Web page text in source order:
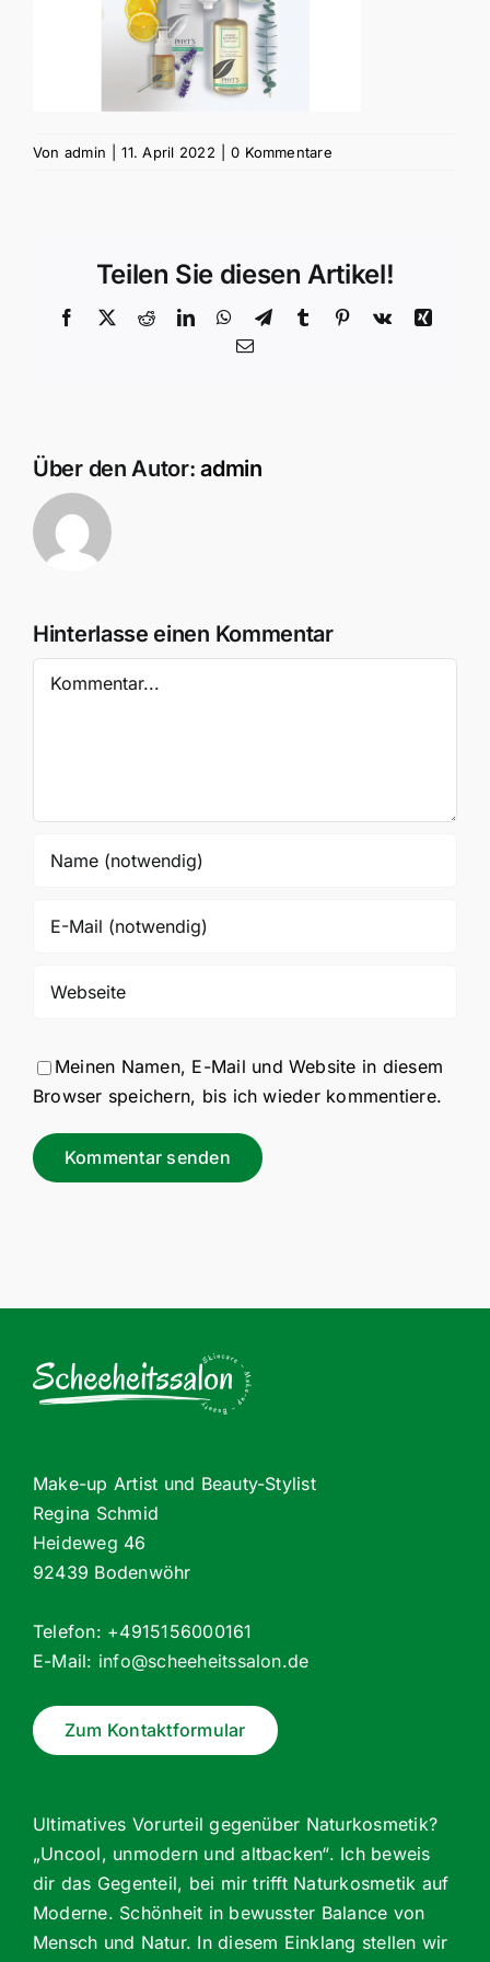
Von admin 11. April 2022 0 Kommentare
Teilen Sie diesen Artikel!
Facebook
X RedditLinkedInWhatsApp
TelegramTumblr Pinterest
Vk
Xing
E-
Über den Autor:admin
Hinterlasse einen Kommentar
Meinen Namen, E-Mail und Website in diesem
Browser speichern, bis ich wieder kommentiere.
Make-up Artist und Beauty-Stylist
Regina Schmid
Heideweg 46
92439 Bodenwöhr
Telefon: +4915156000161
E-Mail: info@scheeheitssalon.de
Zum Kontaktformular
Ultimatives Vorurteil gegenüber Naturkosmetik?
„Uncool, unmodern und altbacken“. Ich beweis
dir das Gegenteil, bei mir trifft Naturkosmetik auf
Moderne. Schönheit in bewusster Balance von
Mensch und Natur. In diesem Einklang stellen wir